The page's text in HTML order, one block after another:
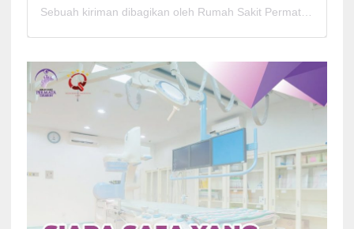
Sebuah kiriman dibagikan oleh Rumah Sakit Permata Cirebon (@rspermatacirebon)